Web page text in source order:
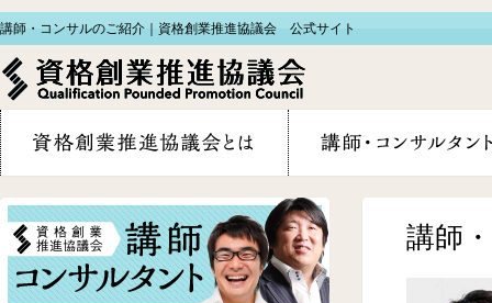
講師・コンサルのご紹介｜資格創業推進協議会 公式サイト
講師